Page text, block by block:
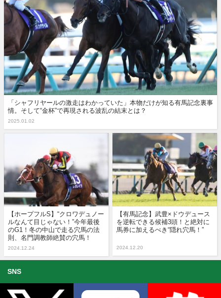
「シャフリヤールの激走はわかっていた」本物だけが知る有馬記念裏事
情。そして“金杯”で再現される波乱の結末とは？
2025.01.02
【ホープフルS】“クロワデュノー
ルなんて目じゃない！”今年最後
のG1！冬の中山で走る穴馬の法
則、名門調教師絶賛の穴馬！
2024.12.24
【有馬記念】武豊×ドウデュース
を逆転できる候補3頭！と絶対に
馬券に加えるべき“隠れ穴馬！”
2024.12.20
SNS